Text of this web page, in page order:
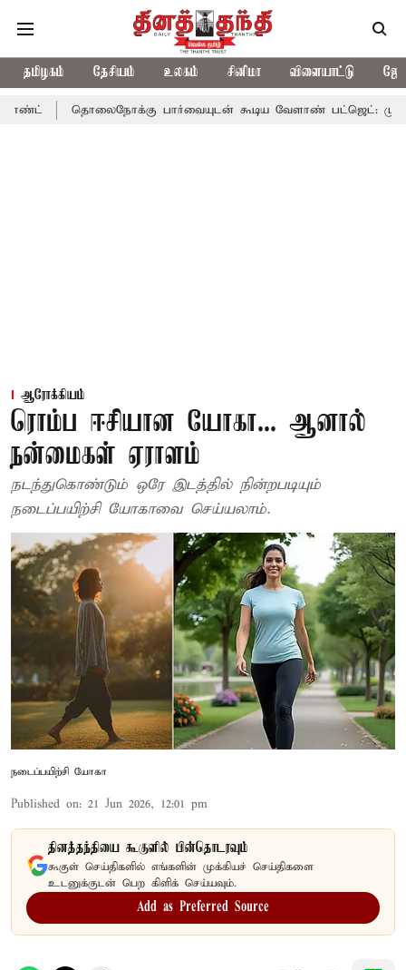
தமிழகம் தேசியம் உலகம் சினிமா விளையாட்டு
பார்வையுடன் கூடிய வேளாண் பட்ஜெட்: முதல்-அமைச்சர்
ஆரோக்கியம்
ரொம்ப ஈசியான யோகா... ஆனால்
நன்மைகள் ஏராளம்
நடந்துகொண்டும் ஒரே இடத்தில் நின்றபடியும்
நடைப்பயிற்சி யோகாவை செய்யலாம்.
நடைப்பயிற்சி யோகா
Published on: 21 Jun 2026, 12:01 pm
தினத்தந்தியை கூகுளில் பின்தொடரவும்
கூகுள் செய்திகளில் எங்களின் முக்கியச் செய்திகளை
உடனுக்குடன் பெற கிளிக் செய்யவும்.
Add as Preferred Source